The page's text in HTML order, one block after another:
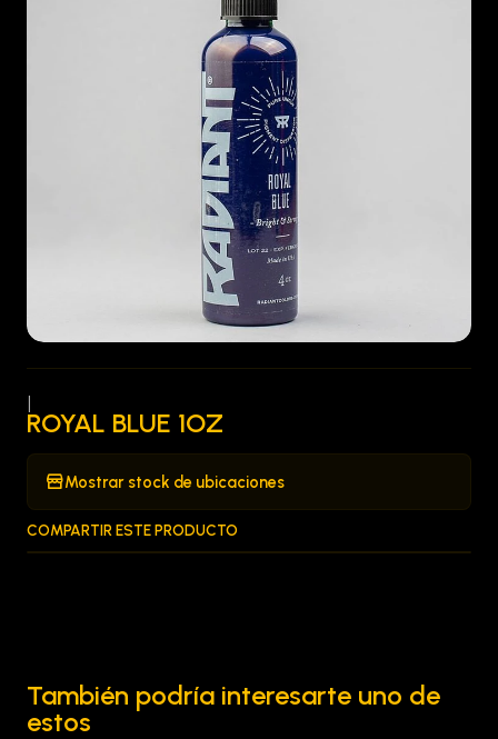
ROYAL BLUE 1OZ
Mostrar stock de ubicaciones
COMPARTIR ESTE PRODUCTO
También podría interesarte uno de
estos